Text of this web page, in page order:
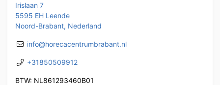
Irislaan 7
5595 EH Leende
Noord-Brabant, Nederland
info@horecacentrumbrabant.nl
+31850509912
BTW: NL861293460B01